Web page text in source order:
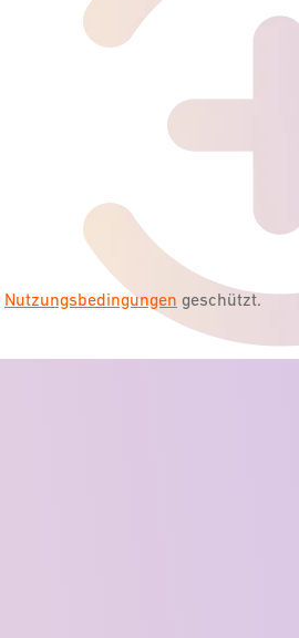
Nutzungsbedingungen geschützt.